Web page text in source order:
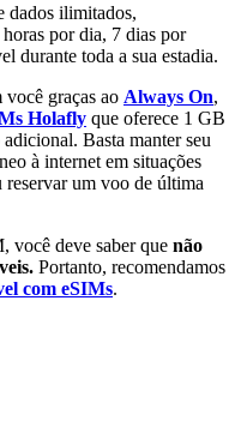
dados ilimitados,
por dia, 7 dias por
durante toda a sua estadia.
graças ao Always On,
Holafly que oferece 1 GB
Basta manter seu
à internet em situações
um voo de última
você deve saber que não
Portanto, recomendamos
com eSIMs.